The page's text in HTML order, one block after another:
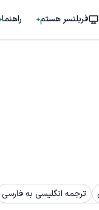
فریلنسر هستم راهنما
ترجمه انگلیسی به فارسی